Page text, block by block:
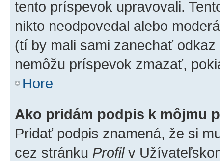
tento príspevok upravovali.
nikto neodpovedal alebo
(tí by mali sami zanechať
nemôžu príspevok zmazať,
Hore
Ako pridám podpis k môjmu
Pridať podpis znamená, že si
cez stránku Profilv